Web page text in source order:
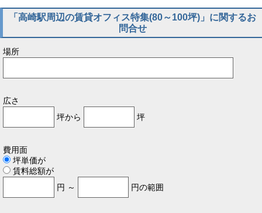
「高崎駅周辺の賃貸オフィス特集(80～100坪)」に関するお
問合せ
場所
広さ
坪から
坪
費用面
坪単価が
賃料総額が
円 ～
円の範囲